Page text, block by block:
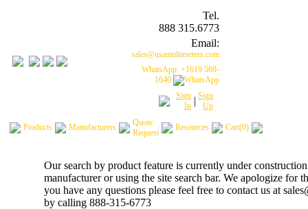
Tel.
888 315.6773
Email:
sales@usamultimeters.com
WhatsApp: +1619 569-
1640
Sign
In | Sign
Up
Products Manufacturers
Quote
Request
Resources Cart(0)
Our search by product feature is currently under
manufacturer or using the site search bar. We apologize for
you have any questions please feel free to contact us at
by calling 888-315-6773